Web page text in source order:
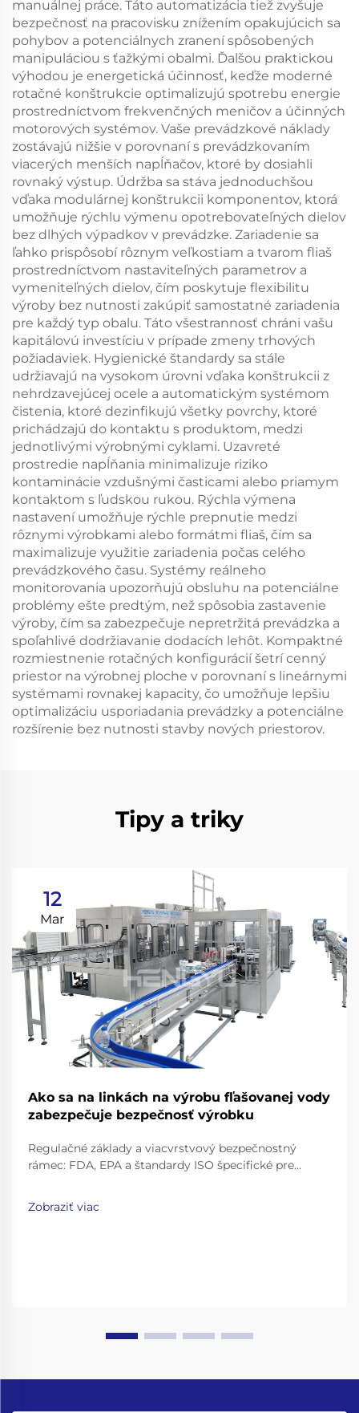
manuálnej práce. Táto automatizácia tiež zvyšuje
bezpečnosť na pracovisku znížením opakujúcich sa
pohybov a potenciálnych zranení spôsobených
manipuláciou s ťažkými obalmi. Ďalšou praktickou
výhodou je energetická účinnosť, keďže moderné
rotačné konštrukcie optimalizujú spotrebu energie
prostredníctvom frekvenčných meničov a účinných
motorových systémov. Vaše prevádzkové náklady
zostávajú nižšie v porovnaní s prevádzkovaním
viacerých menších napĺňačov, ktoré by dosiahli
rovnaký výstup. Údržba sa stáva jednoduchšou
vďaka modulárnej konštrukcii komponentov, ktorá
umožňuje rýchlu výmenu opotrebovateľných dielov
bez dlhých výpadkov v prevádzke. Zariadenie sa
ľahko prispôsobí rôznym veľkostiam a tvarom fliaš
prostredníctvom nastaviteľných parametrov a
vymeniteľných dielov, čím poskytuje flexibilitu
výroby bez nutnosti zakúpiť samostatné zariadenia
pre každý typ obalu. Táto všestrannosť chráni vašu
kapitálovú investíciu v prípade zmeny trhových
požiadaviek. Hygienické štandardy sa stále
udržiavajú na vysokom úrovni vďaka konštrukcii z
nehrdzavejúcej ocele a automatickým systémom
čistenia, ktoré dezinfikujú všetky povrchy, ktoré
prichádzajú do kontaktu s produktom, medzi
jednotlivými výrobnými cyklami. Uzavreté
prostredie napĺňania minimalizuje riziko
kontaminácie vzdušnými časticami alebo priamym
kontaktom s ľudskou rukou. Rýchla výmena
nastavení umožňuje rýchle prepnutie medzi
rôznymi výrobkami alebo formátmi fliaš, čím sa
maximalizuje využitie zariadenia počas celého
prevádzkového času. Systémy reálneho
monitorovania upozorňujú obsluhu na potenciálne
problémy ešte predtým, než spôsobia zastavenie
výroby, čím sa zabezpečuje nepretržitá prevádzka a
spoľahlivé dodržiavanie dodacích lehôt. Kompaktné
rozmiestnenie rotačných konfigurácií šetrí cenný
priestor na výrobnej ploche v porovnaní s lineárnymi
systémami rovnakej kapacity, čo umožňuje lepšiu
optimalizáciu usporiadania prevádzky a potenciálne
rozšírenie bez nutnosti stavby nových priestorov.
Tipy a triky
12
Mar
Ako sa na linkách na výrobu fľašovanej vody
zabezpečuje bezpečnosť výrobku
Regulačné základy a viacvrstvový bezpečnostný
rámec: FDA, EPA a štandardy ISO špecifické pre
predpisov. Úrad pre potraviny a lieky (FDA) má
Zobraziť viac